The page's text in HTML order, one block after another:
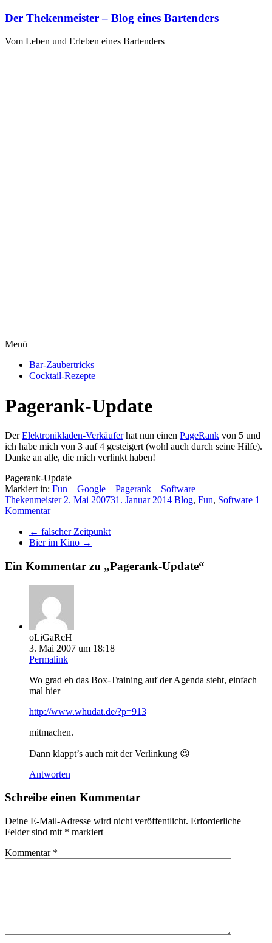
Zum
springen
Der Thekenmeister – Blog eines Bartenders
Vom Leben und Erleben eines Bartenders
Menü
Bar-Zaubertricks
Cocktail-Rezepte
Pagerank-Update
DerElektronikladen-Verkäuferhat nun einen PageRank von 5 und
ich habe mich von 3 auf 4 gesteigert (wohl auch durch seine Hilfe).
Danke an alle, die mich verlinkt haben!
Pagerank-Update
Markiert in: Fun Google Pagerank
Software
Thekenmeister 2. Mai 200731. Januar 2014 Blog, Fun, Software 1
Kommentar
← falscher Zeitpunkt
Bier im Kino →
Ein Kommentar zu „Pagerank-Update“
oLiGaRcH
3. Mai 2007 um 18:18
Permalink
Wo grad eh das Box-Training auf der Agenda steht, einfach
mal hier
http://www.whudat.de/?p=913
mitmachen.
Dann klappt’s auch mit der Verlinkung 😉
Antworten
Schreibe einen Kommentar
Deine E-Mail-Adresse wird nicht veröffentlicht. Erforderliche
Felder sind mit * markiert
Kommentar *